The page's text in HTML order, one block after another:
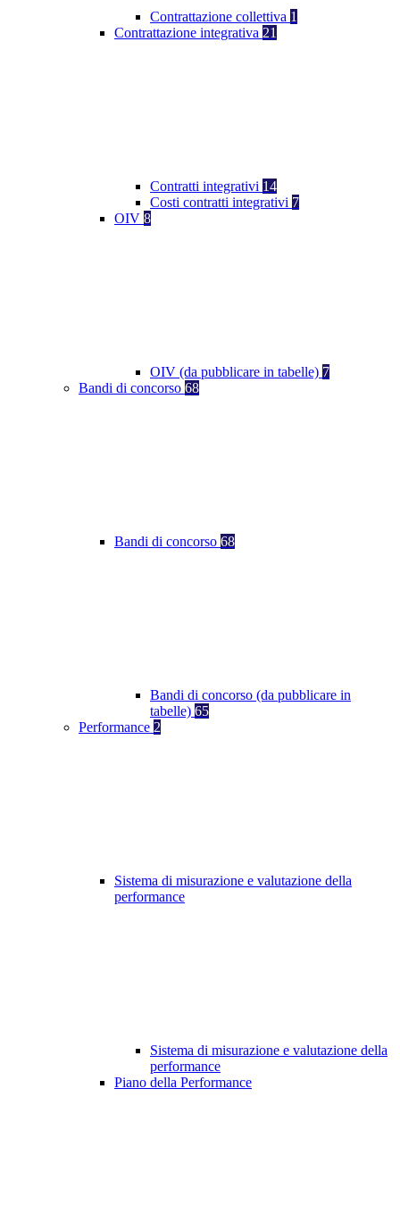
Contrattazione collettiva 1
Contrattazione integrativa 21
Contratti integrativi 14
Costi contratti integrativi 7
OIV 8
OIV (da pubblicare in tabelle) 7
Bandi di concorso 68
Bandi di concorso 68
Bandi di concorso (da pubblicare in
tabelle) 65
Performance 2
Sistema di misurazione e valutazione della
performance
Sistema di misurazione e valutazione della
performance
Piano della Performance